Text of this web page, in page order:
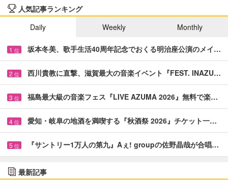
人気記事ランキング
Daily
Weekly Monthly
1 位 坂本冬美、歌手生活40周年記念でおくる明治座公演のメイ…
2 位 西川貴教に直撃、滋賀最大の音楽イベント『FEST. INAZU…
3 位 福島最大級の音楽フェス『LIVE AZUMA 2026』無料で楽…
4 位 愛知・岐阜の地酒を満喫する『秋酒祭 2026』チケット一…
5 位 『サントリー1万人の第九』Aぇ! groupの佐野晶哉が合唱…
最新記事